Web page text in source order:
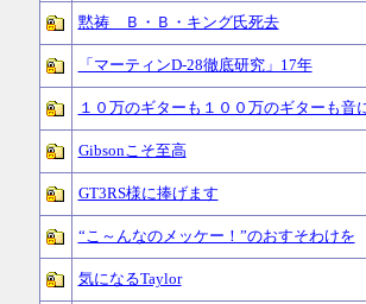
黙祷 Ｂ・Ｂ・キング氏死去
「マーティンD-28徹底研究」17年
１０万のギターも１００万のギターも
Gibsonこそ至高
GT3RS様に捧げます
“こ～んなのメッケー！”のおすそわけを
気になるTaylor